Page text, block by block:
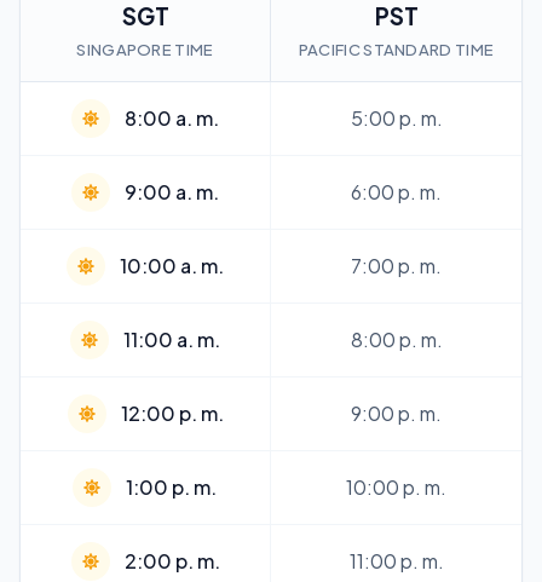
SGT
SINGAPORE TIME
PST
PACIFIC STANDARD TIME
8:00 a. m. 5:00 p. m.
9:00 a. m. 6:00 p. m.
10:00 a. m. 7:00 p. m.
11:00 a. m. 8:00 p. m.
12:00 p. m. 9:00 p. m.
1:00 p. m. 10:00 p. m.
2:00 p. m. 11:00 p. m.